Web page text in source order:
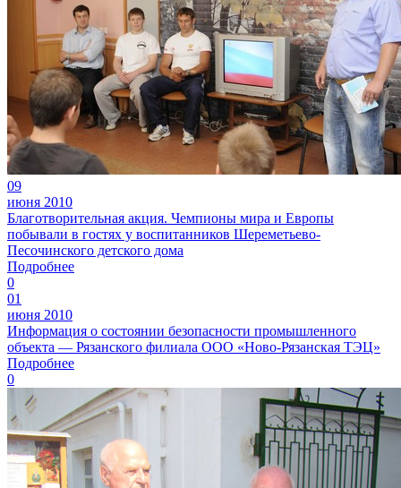
09
июня 2010
Благотворительная акция. Чемпионы мира и Европы
побывали в гостях у воспитанников Шереметьево-
Песочинского детского дома
Подробнее
0
01
июня 2010
Информация о состоянии безопасности промышленного
объекта — Рязанского филиала ООО «Ново-Рязанская ТЭЦ»
Подробнее
0